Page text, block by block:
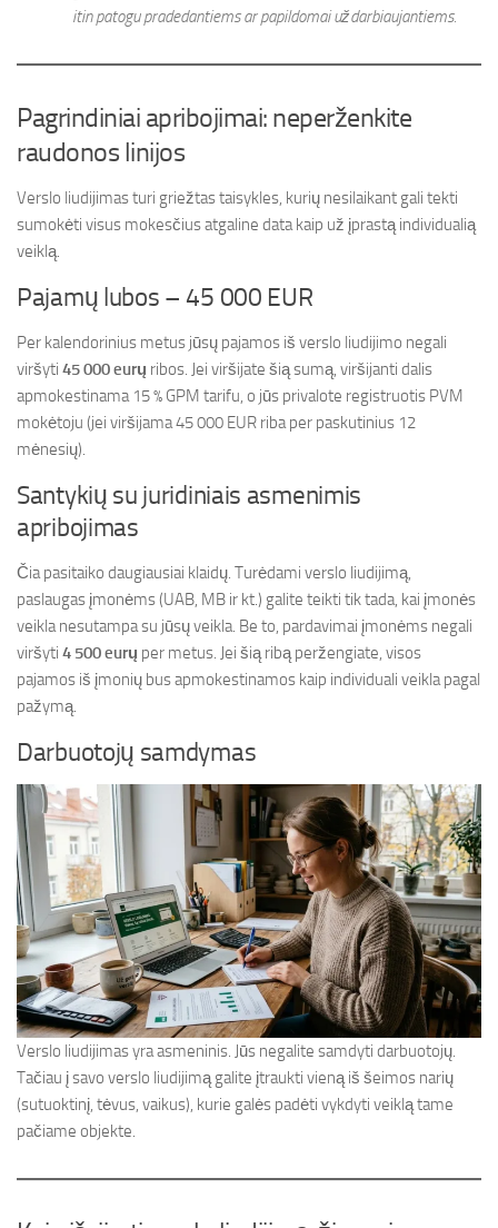
itin patogu pradedantiems ar papildomai uždarbiaujantiems.
Pagrindiniai apribojimai: neperženkite
raudonos linijos
Verslo liudijimas turi griežtas taisykles, kurių nesilaikant gali tekti
sumokėti visus mokesčius atgaline data kaip už įprastą individualią
veiklą.
Pajamų lubos – 45 000 EUR
Per kalendorinius metus jūsų pajamos iš verslo liudijimo negali
viršyti 45 000 eurų ribos. Jei viršijate šią sumą, viršijanti dalis
apmokestinama 15 % GPM tarifu, o jūs privalote registruotis PVM
mokėtoju (jei viršijama 45 000 EUR riba per paskutinius 12
mėnesių).
Santykių su juridiniais asmenimis
apribojimas
Čia pasitaiko daugiausiai klaidų. Turėdami verslo liudijimą,
paslaugas įmonėms (UAB, MB ir kt.) galite teikti tik tada, kai įmonės
veikla nesutampa su jūsų veikla. Be to, pardavimai įmonėms negali
viršyti 4 500 eurų per metus. Jei šią ribą peržengiate, visos
pajamos iš įmonių bus apmokestinamos kaip individuali veikla pagal
pažymą.
Darbuotojų samdymas
Verslo liudijimas yra asmeninis. Jūs negalite samdyti darbuotojų.
Tačiau į savo verslo liudijimą galite įtraukti vieną iš šeimos narių
(sutuoktinį, tėvus, vaikus), kurie galės padėti vykdyti veiklą tame
pačiame objekte.